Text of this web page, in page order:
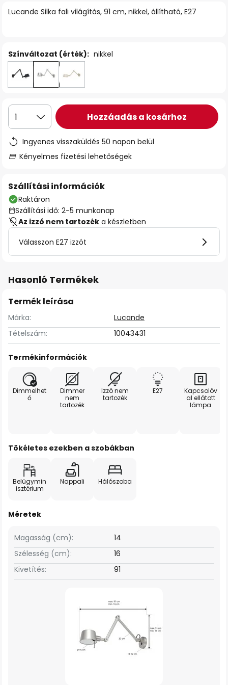
Lucande Silka fali világítás, 91 cm, nikkel, állítható, E27
Színváltozat (érték): nikkel
1 Hozzáadás a kosárhoz
Ingyenes visszaküldés 50 napon belül
Kényelmes fizetési lehetőségek
Szállítási információk
Raktáron
Szállítási idő: 2-5 munkanap
Az izzó nem tartozék a készletben
Válasszon E27 izzót
Hasonló Termékek
Termék leírása
Márka:
Lucande
Tételszám:
10043431
Termékinformációk
Dimmelhet
ő
Dimmer
nem
tartozék
Izzó nem
tartozék
E27
Kapcsolóv
al ellátott
lámpa
Tökéletes ezekben a szobákban
Belügymin
isztérium
Nappali Hálószoba
Méretek
Szélesség (cm): 16
Magasság (cm): 14
Kivetítés: 91